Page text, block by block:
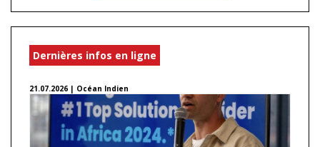
Dernières infos en ligne
21.07.2026 | Océan Indien